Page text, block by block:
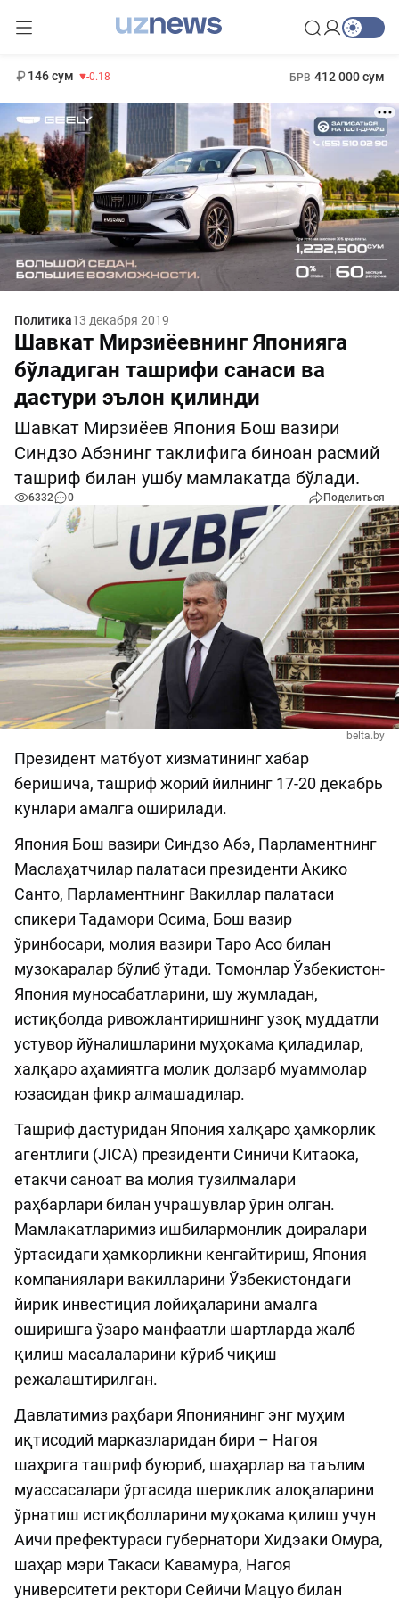
146 сум -0.18 БРВ 412 000 сум
Политика13 декабря 2019
Шавкат Мирзиёевнинг Японияга
бўладиган ташрифи санаси ва
дастури эълон қилинди
Шавкат Мирзиёев Япония Бош вазири
Синдзо Абэнинг таклифига биноан расмий
ташриф билан ушбу мамлакатда бўлади.
6332 0 Поделиться
belta.by
Президент матбуот хизматининг хабар
беришича, ташриф жорий йилнинг 17-20 декабрь
кунлари амалга оширилади.
Япония Бош вазири Синдзо Абэ, Парламентнинг
Маслаҳатчилар палатаси президенти Акико
Санто, Парламентнинг Вакиллар палатаси
спикери Тадамори Осима, Бош вазир
ўринбосари, молия вазири Таро Асо билан
музокаралар бўлиб ўтади. Томонлар Ўзбекистон-
Япония муносабатларини, шу жумладан,
истиқболда ривожлантиришнинг узоқ муддатли
устувор йўналишларини муҳокама қиладилар,
халқаро аҳамиятга молик долзарб муаммолар
юзасидан фикр алмашадилар.
Ташриф дастуридан Япония халқаро ҳамкорлик
агентлиги (JICA) президенти Синичи Китаока,
етакчи саноат ва молия тузилмалари
раҳбарлари билан учрашувлар ўрин олган.
Мамлакатларимиз ишбилармонлик доиралари
ўртасидаги ҳамкорликни кенгайтириш, Япония
компаниялари вакилларини Ўзбекистондаги
йирик инвестиция лойиҳаларини амалга
оширишга ўзаро манфаатли шартларда жалб
қилиш масалаларини кўриб чиқиш
режалаштирилган.
Давлатимиз раҳбари Япониянинг энг муҳим
иқтисодий марказларидан бири – Нагоя
шаҳрига ташриф буюриб, шаҳарлар ва таълим
муассасалари ўртасида шериклик алоқаларини
ўрнатиш истиқболларини муҳокама қилиш учун
Аичи префектураси губернатори Хидэаки Омура,
шаҳар мэри Такаси Кавамура, Нагоя
университети ректори Сейичи Мацуо билан